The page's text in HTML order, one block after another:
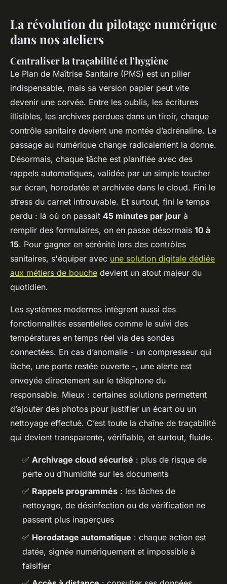
La révolution du pilotage numérique
dans nos ateliers
Centraliser la traçabilité et l'hygiène
Le Plan de Maîtrise Sanitaire (PMS) est un pilier
indispensable, mais sa version papier peut vite
devenir une corvée. Entre les oublis, les écritures
illisibles, les archives perdues dans un tiroir, chaque
contrôle sanitaire devient une montée d’adrénaline. Le
passage au numérique change radicalement la donne.
Désormais, chaque tâche est planifiée avec des
rappels automatiques, validée par un simple toucher
sur écran, horodatée et archivée dans le cloud. Fini le
stress du carnet introuvable. Et surtout, fini le temps
perdu : là où on passait 45 minutes par jour à
remplir des formulaires, on en passe désormais 10 à
15. Pour gagner en sérénité lors des contrôles
sanitaires, s'équiper avec une solution digitale dédiée
aux métiers de bouche devient un atout majeur du
quotidien.
Les systèmes modernes intègrent aussi des
fonctionnalités essentielles comme le suivi des
températures en temps réel via des sondes
connectées. En cas d’anomalie - un compresseur qui
lâche, une porte restée ouverte -, une alerte est
envoyée directement sur le téléphone du
responsable. Mieux : certaines solutions permettent
d’ajouter des photos pour justifier un écart ou un
nettoyage effectué. C’est toute la chaîne de traçabilité
qui devient transparente, vérifiable, et surtout, fluide.
✅ Archivage cloud sécurisé : plus de risque de
perte ou d’humidité sur les documents
✅ Rappels programmés : les tâches de
nettoyage, de désinfection ou de vérification ne
passent plus inaperçues
✅ Horodatage automatique : chaque action est
datée, signée numériquement et impossible à
falsifier